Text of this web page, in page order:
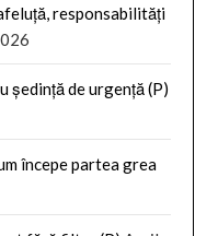
responsabilități
ședință de urgență (P)
începe partea grea